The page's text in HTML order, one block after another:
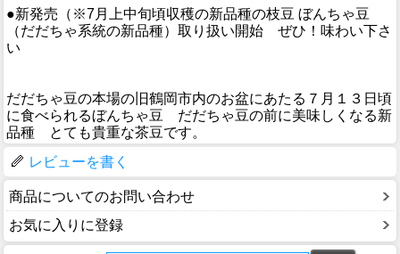
●新発売（※7月上中旬頃収穫の新品種の枝豆 ぼんちゃ豆
（だだちゃ系統の新品種）取り扱い開始 ぜひ！味わい下さ
い
だだちゃ豆の本場の旧鶴岡市内のお盆にあたる７月１３日頃
に食べられるぼんちゃ豆 だだちゃ豆の前に美味しくなる新
品種 とても貴重な茶豆です。
レビューを書く
商品についてのお問い合わせ
お気に入りに登録